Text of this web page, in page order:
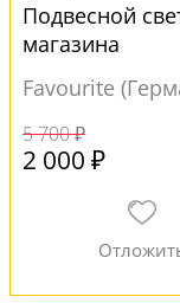
Подвесной
магазина
Favourite
5 700 ₽
2 000 ₽